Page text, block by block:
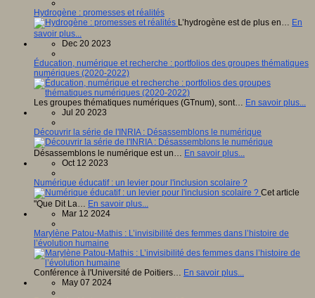
Hydrogène : promesses et réalités
L’hydrogène est de plus en… En
savoir plus...
Dec 20 2023
Éducation, numérique et recherche : portfolios des groupes thématiques
numériques (2020-2022)
Les groupes thématiques numériques (GTnum), sont… En savoir plus...
Jul 20 2023
Découvrir la série de l'INRIA : Désassemblons le numérique
Désassemblons le numérique est un… En savoir plus...
Oct 12 2023
Numérique éducatif : un levier pour l'inclusion scolaire ?
Cet article
"Que Dit La… En savoir plus...
Mar 12 2024
Marylène Patou-Mathis : L’invisibilité des femmes dans l’histoire de
l’évolution humaine
Conférence à l'Université de Poitiers… En savoir plus...
May 07 2024